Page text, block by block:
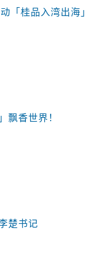
「桂品入湾出海」
飘香世界！
楚书记